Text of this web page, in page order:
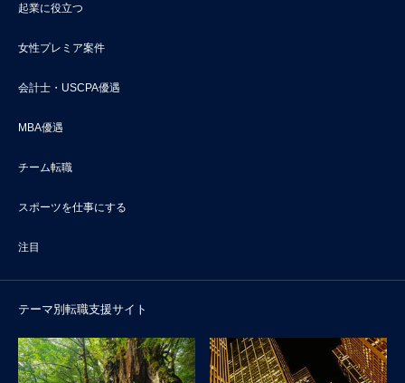
起業に役立つ
女性プレミア案件
会計士・USCPA優遇
MBA優遇
チーム転職
スポーツを仕事にする
注目
テーマ別転職支援サイト